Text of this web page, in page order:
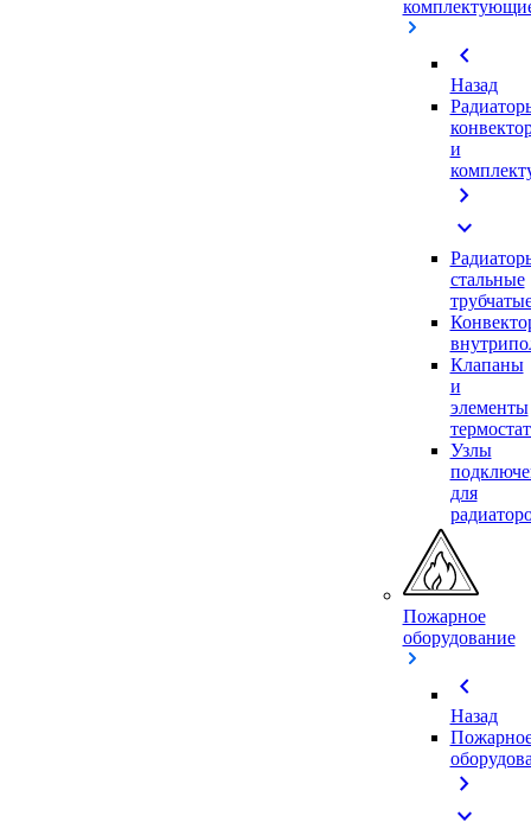
chevron_left
Назад
и
chevron_right
expand_more
стальные
Клапаны
и
элементы
Узлы
для
Пожарное
оборудование
chevron_left
Назад
chevron_right
expand_more